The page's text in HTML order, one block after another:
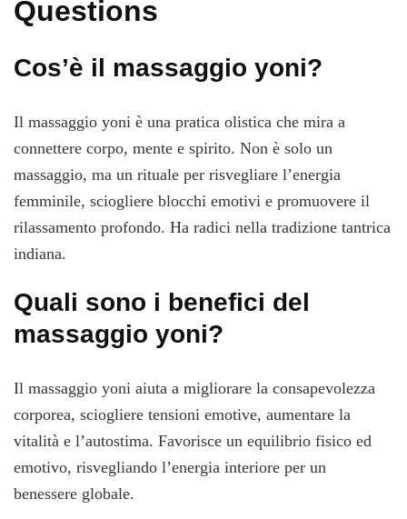
Questions
Cos’è il massaggio yoni?
Il massaggio yoni è una pratica olistica che mira a
connettere corpo, mente e spirito. Non è solo un
massaggio, ma un rituale per risvegliare l’energia
femminile, sciogliere blocchi emotivi e promuovere il
rilassamento profondo. Ha radici nella tradizione tantrica
indiana.
Quali sono i benefici del
massaggio yoni?
Il massaggio yoni aiuta a migliorare la consapevolezza
corporea, sciogliere tensioni emotive, aumentare la
vitalità e l’autostima. Favorisce un equilibrio fisico ed
emotivo, risvegliando l’energia interiore per un
benessere globale.